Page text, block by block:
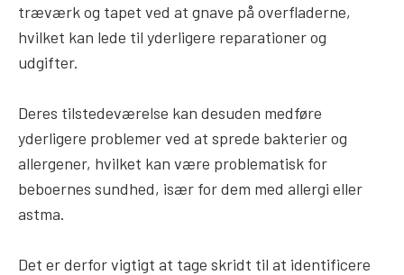
træværk og tapet ved at gnave på overfladerne,
hvilket kan lede til yderligere reparationer og
udgifter.
Deres tilstedeværelse kan desuden medføre
yderligere problemer ved at sprede bakterier og
allergener, hvilket kan være problematisk for
beboernes sundhed, især for dem med allergi eller
astma.
Det er derfor vigtigt at tage skridt til at identificere